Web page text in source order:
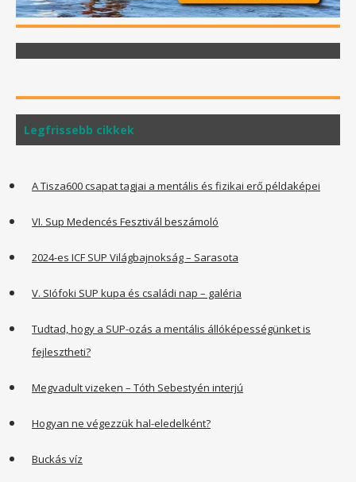
Legfrissebb cikkek
A Tisza600 csapat tagjai a mentális és fizikai erő példaképei
VI. Sup Medencés Fesztivál beszámoló
2024-es ICF SUP Világbajnokság – Sarasota
V. SIófoki SUP kupa és családi nap – galéria
Tudtad, hogy a SUP-ozás a mentális állóképességünket is
fejlesztheti?
Megvadult vizeken – Tóth Sebestyén interjú
Hogyan ne végezzük hal-eledelként?
Buckás víz